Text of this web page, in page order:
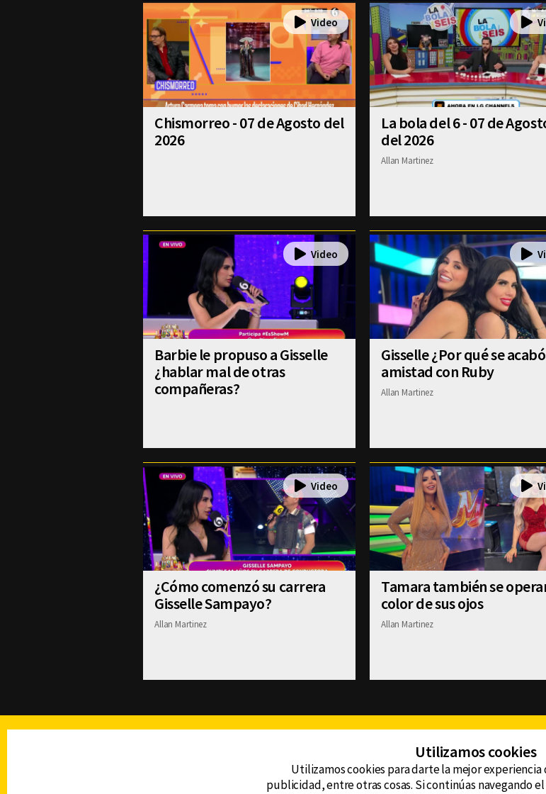
Chismorreo - 07 de Agosto del
2026
La bola del 6 - 07 de
del 2026
Allan Martinez
Barbie le propuso a Gisselle
¿hablar mal de otras
compañeras?
Gisselle ¿Por qué se
amistad con Ruby
Allan Martinez
¿Cómo comenzó su carrera
Gisselle Sampayo?
Allan Martinez
Tamara también se
color de sus ojos
Allan Martinez
Utilizamos cookies
Utilizamos cookies para darte la mejor experiencia
publicidad, entre otras cosas. Si continúas navegando